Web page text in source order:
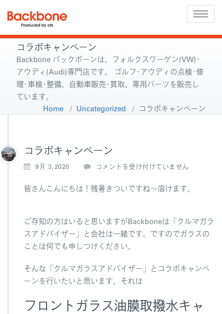
Toggle
コラボキャンペーン
Backbone バックボーンは、フォルクスワーゲン(VW)･
アウディ(Audi)専門店です。 ゴルフ･アウディの点検･修
理･車検･整備、自動車販売･買取、専用パーツを販売し
ています。
Home / Uncategorized / コラボキャンペーン
コラボキャンペーン
9月 3,2020
コ
ボ
キ
ペ
ー
ン
コメントを受け付けていません
皆さんこんにちは！残暑きついですね～溶けます。
ご存知の方はいると思いますがBackboneは「クルマガラ
スアドバイザー」と会社は一緒です。ですのでガラスの
ことは何でも申しつけください。
そんな「クルマガラスアドバイザー」とコラボキャンペ
ーンを行いたいと思います。それは
フロントガラス油膜取撥水キャ